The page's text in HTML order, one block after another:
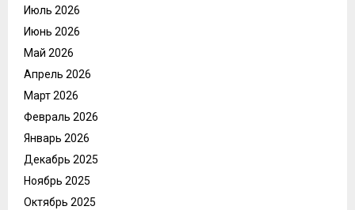
Июль 2026
Июнь 2026
Май 2026
Апрель 2026
Март 2026
Февраль 2026
Январь 2026
Декабрь 2025
Ноябрь 2025
Октябрь 2025